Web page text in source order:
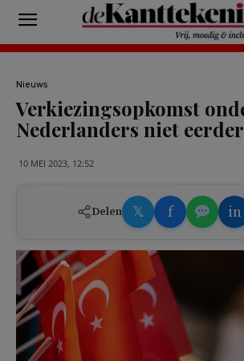
Nieuws
Verkiezingsopkomst
Nederlanders niet
10 MEI 2023, 12:52
Delen 𝕏 f in